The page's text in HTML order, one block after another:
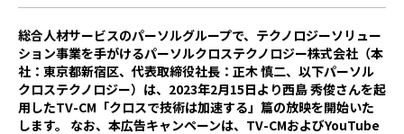
総合人材サービスのパーソルグループで、テクノロジーソリュー
ション事業を手がけるパーソルクロステクノロジー株式会社（本
社：東京都新宿区、代表取締役社長：正木 慎二、以下パーソル
クロステクノロジー）は、2023年2月15日より西島 秀俊さんを起
用したTV-CM「クロスで技術は加速する」篇の放映を開始いた
します。 なお、本広告キャンペーンは、TV-CMおよびYouTube